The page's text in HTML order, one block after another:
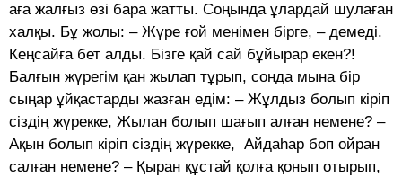
аға жалғыз өзі бара жатты. Соңында ұлардай шулаған
халқы. Бұ жолы: – Жүре ғой менімен бірге, – демеді.
Кеңсайға бет алды. Бізге қай сай бұйырар екен?!
Балғын жүрегім қан жылап тұрып, сонда мына бір
сыңар ұйқастарды жазған едім: – Жұлдыз болып кіріп
сіздің жүрекке, Жылан болып шағып алған немене? –
Ақын болып кіріп сіздің жүрекке, Айдаһар боп ойран
салған немене? – Қыран құстай қолға қонып отырып,